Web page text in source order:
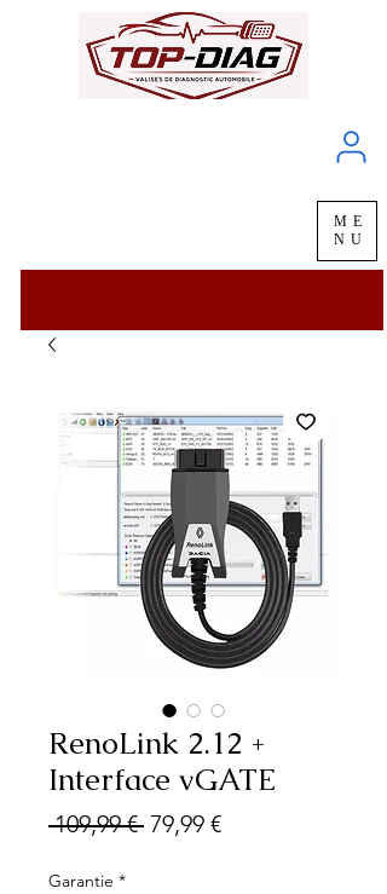
ME
NU
RenoLink 2.12 +
Interface vGATE
109,99 € Prix
79,99 €Prix
Garantie *